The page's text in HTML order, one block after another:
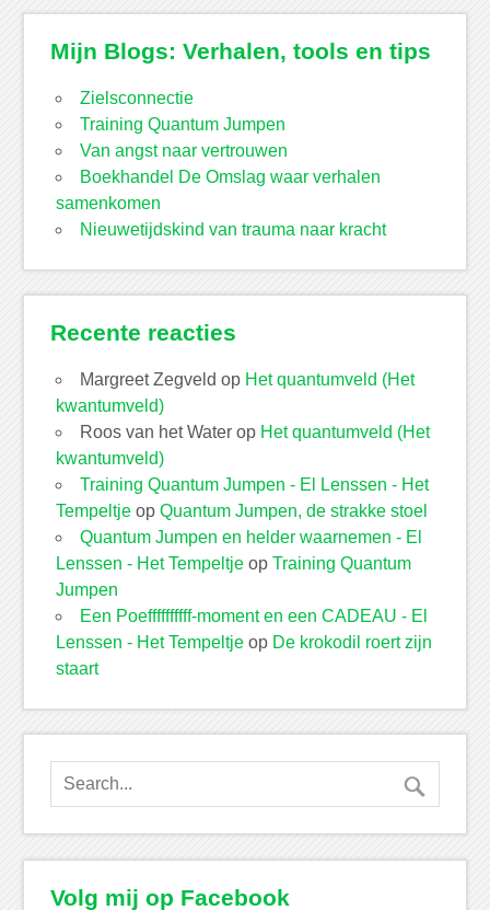
Mijn Blogs: Verhalen, tools en tips
Zielsconnectie
Training Quantum Jumpen
Van angst naar vertrouwen
Boekhandel De Omslag waar verhalen
samenkomen
Nieuwetijdskind van trauma naar kracht
Recente reacties
Margreet Zegveld op Het quantumveld (Het
kwantumveld)
Roos van het Waterop Het quantumveld (Het
kwantumveld)
Training Quantum Jumpen - El Lenssen - Het
Tempeltjeop Quantum Jumpen, de strakke stoel
Quantum Jumpen en helder waarnemen - El
Lenssen - Het Tempeltjeop Training Quantum
Jumpen
Een Poeffffffffff-moment en een CADEAU - El
Lenssen - Het Tempeltjeop De krokodil roert zijn
staart
Volg mij op Facebook